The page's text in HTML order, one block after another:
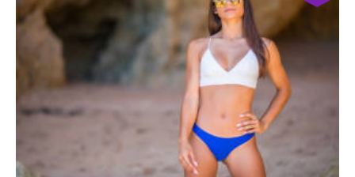
escuras
ou
perda
na
região
olhos